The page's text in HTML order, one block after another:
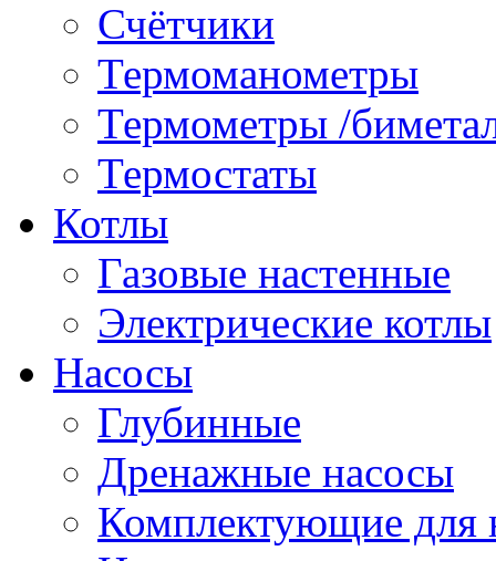
Счётчики
Термоманометры
Термометры /
Термостаты
Котлы
Газовые настенные
Электрические котлы
Насосы
Глубинные
Дренажные насосы
Комплектующие для